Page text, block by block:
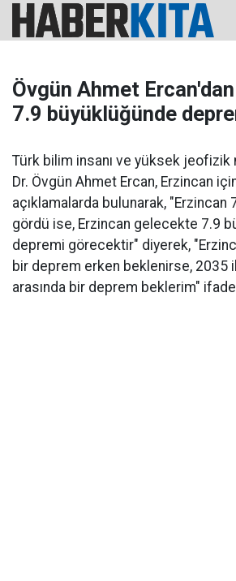
Övgün Ahmet
7.9 büyüklüğünde
Türk bilim insanı ve yüksek
Dr. Övgün Ahmet Ercan, Erzincan
açıklamalarda bulunarak, "Erzincan
gördü ise, Erzincan gelecekte 7.9
depremi görecektir" diyerek,
bir deprem erken beklenirse, 2035
arasında bir deprem beklerim"